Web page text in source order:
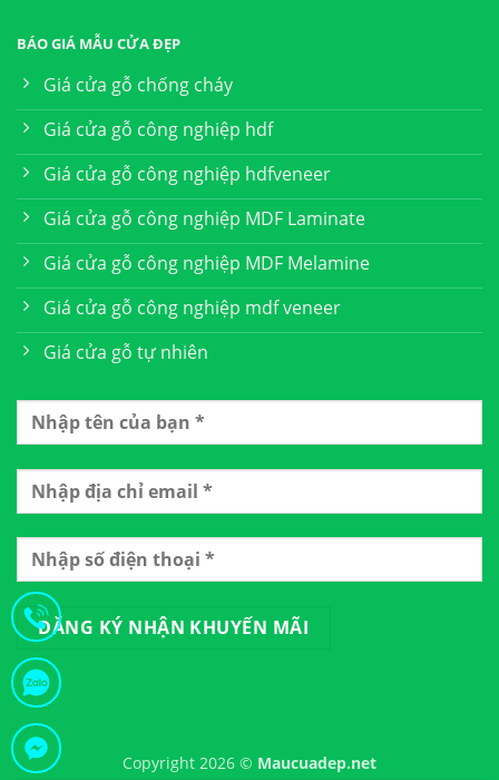
BÁO GIÁ MẪU CỬA ĐẸP
Giá cửa gỗ chống cháy
Giá cửa gỗ công nghiệp hdf
Giá cửa gỗ công nghiệp hdfveneer
Giá cửa gỗ công nghiệp MDF Laminate
Giá cửa gỗ công nghiệp MDF Melamine
Giá cửa gỗ công nghiệp mdf veneer
Giá cửa gỗ tự nhiên
Copyright 2026 © Maucuadep.net